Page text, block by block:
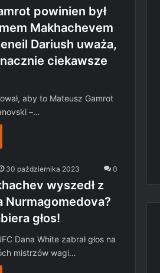
powinien był
Makhachevem
Dariush uważa,
ciekawsze
aby to Mateusz Gamrot
–…
30 października 2023 0
wyszedł z
Nurmagomedova?
głos!
Dana White zabrał głos na
mistrzów wagi…